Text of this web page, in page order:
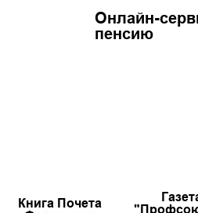
Онлайн-
пенсию
Книга Почета